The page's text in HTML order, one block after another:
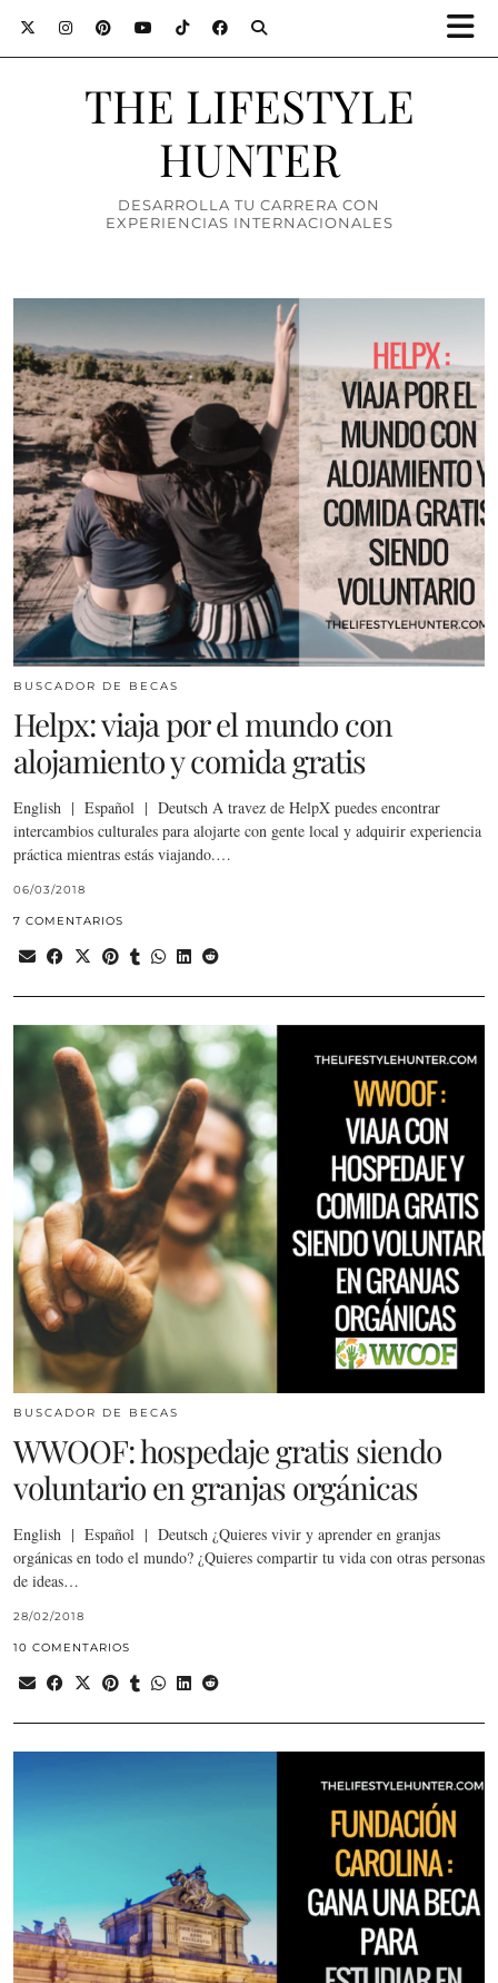
THE LIFESTYLE
HUNTER
DESARROLLA TU CARRERA CON
EXPERIENCIAS INTERNACIONALES
BUSCADOR DE BECAS
Helpx: viaja por el mundo con
alojamiento y comida gratis
English | Español | Deutsch A travez de HelpX puedes encontrar
intercambios culturales para alojarte con gente local y adquirir experiencia
práctica mientras estás viajando.…
06/03/2018
7 COMENTARIOS
BUSCADOR DE BECAS
WWOOF: hospedaje gratis siendo
voluntario en granjas orgánicas
English | Español | Deutsch ¿Quieres vivir y aprender en granjas
orgánicas en todo el mundo? ¿Quieres compartir tu vida con otras personas
de ideas…
28/02/2018
10 COMENTARIOS